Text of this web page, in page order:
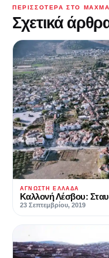
ΠΕΡΙΣΣΌΤΕΡΑ ΣΤΟ
Σχετικά
ΆΓΝΩΣΤΗ ΕΛΛΆΔΑ
Καλλονή Λέσβου:
23 Σεπτεμβρίου, 2019